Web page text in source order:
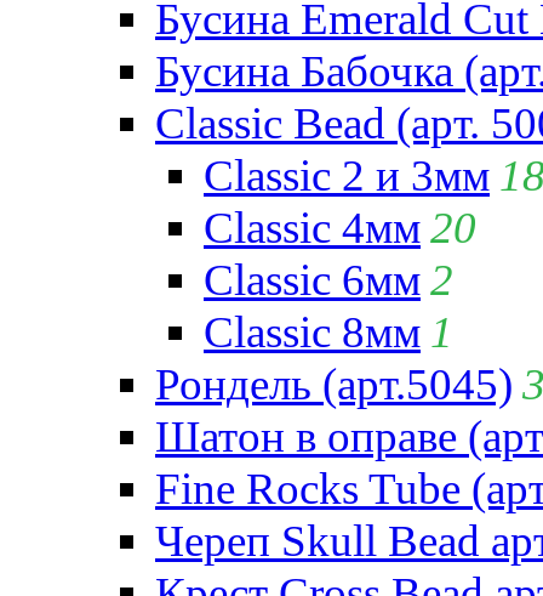
Бусина Emerald Cut
Бусина Бабочка
Classic Bead (арт.
Classic 2 и 3мм
Classic 4мм20
Classic 6мм2
Classic 8мм 1
Рондель (арт.5045)
Шатон в оправе
Fine Rocks Tube
Череп Skull Bead